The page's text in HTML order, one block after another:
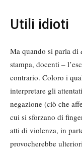
Utili idioti
Ma quando si parla di
stampa, docenti –
contrario. Coloro i
interpretare gli
negazione (ciò che
cui si sforzano di
atti di violenza, in
provocherebbe